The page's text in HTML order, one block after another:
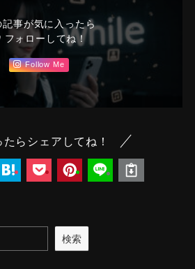
記事が気に入ったら
フォローしてね！
Follow Me
たらシェアしてね！
検索